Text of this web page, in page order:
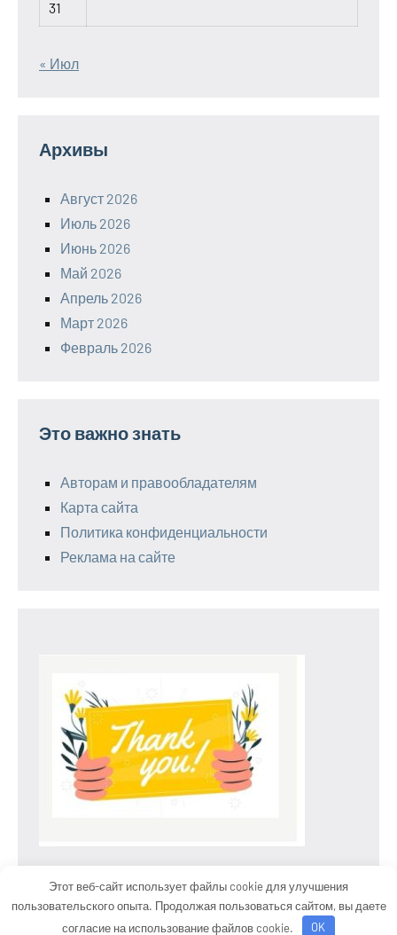
31
« Июл
Архивы
Август 2026
Июль 2026
Июнь 2026
Май 2026
Апрель 2026
Март 2026
Февраль 2026
Это важно знать
Авторам и правообладателям
Карта сайта
Политика конфиденциальности
Реклама на сайте
Тема WordPress: Occasio от ThemeZee.
Этот веб-сайт использует файлы cookie для улучшения
пользовательского опыта. Продолжая пользоваться сайтом, вы даете
согласие на использование файлов cookie.
OK